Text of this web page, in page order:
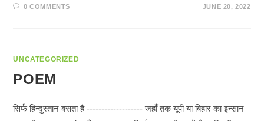
0 COMMENTS JUNE 20, 2022
UNCATEGORIZED
POEM
सिर्फ हिन्दुस्तान बसता है ------------------- जहाँ तक यूपी या बिहार का इन्सान